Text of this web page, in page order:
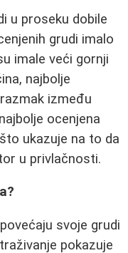
u proseku dobile
grudi imalo
imale veći gornji
najbolje
između
ocenjena
ukazuje na to da
u privlačnosti.
svoje grudi
pokazuje